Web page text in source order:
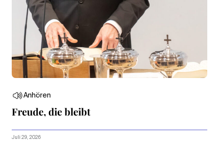
Anhören
Freude, die bleibt
Juli 29, 2026